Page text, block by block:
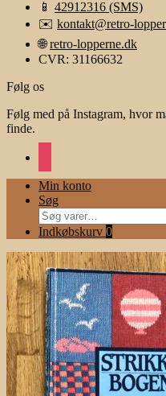
📱 42912316 (SMS)
✉️ kontakt@retro-
🌐retro-lopperne.dk
CVR: 31166632
Følg os
Følg med på Instagram, hvor
finde.
Min konto
Søg
Søg
efter:
Indkøbskurv 0